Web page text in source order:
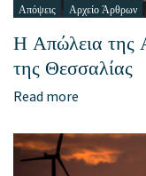
Απόψεις Αρχείο Άρθρων
Η Απώλεια της
της Θεσσαλίας
Read more